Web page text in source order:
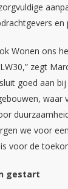
en
Wonen ons
zegt
goed aan
waar
we voor
voor de
gestart